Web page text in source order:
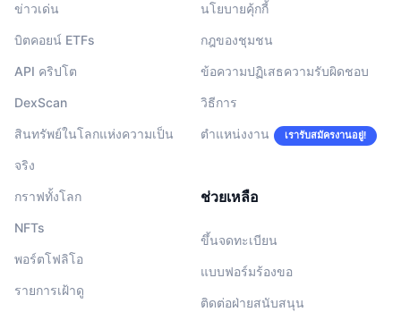
ข่าวเด่น
บิตคอยน์ ETFs
API คริปโต
DexScan
สินทรัพย์ในโลกแห่งความเป็น
จริง
กราฟทั้งโลก
NFTs
พอร์ตโฟลิโอ
รายการเฝ้าดู
นโยบายคุ้กกี้
กฎของชุมชน
ข้อความปฏิเสธความรับผิดชอบ
วิธีการ
ตำแหน่งงาน เรารับสมัครงานอยู่!
ช่วยเหลือ
ขึ้นจดทะเบียน
แบบฟอร์มร้องขอ
ติดต่อฝ่ายสนับสนุน